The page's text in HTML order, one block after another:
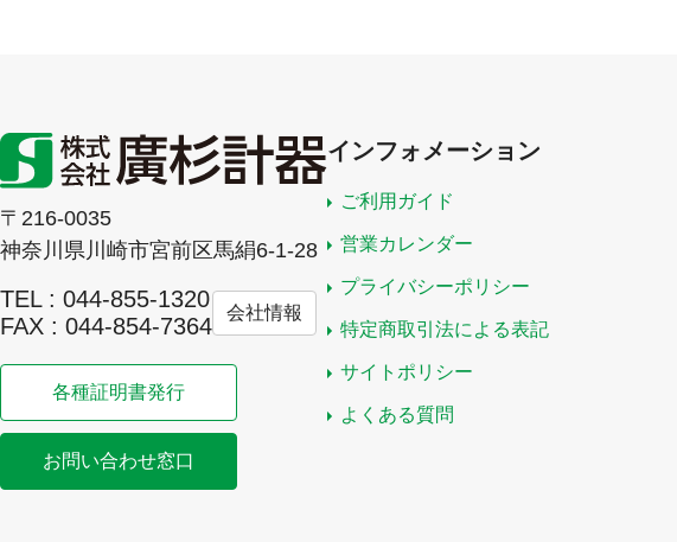
〒216-0035
神奈川県川崎市宮前区馬絹6-1-28
TEL : 044-855-1320
FAX : 044-854-7364
会社情報
各種証明書発行
お問い合わせ窓口
インフォメーション
ご利用ガイド
営業カレンダー
プライバシーポリシー
特定商取引法による表記
サイトポリシー
よくある質問